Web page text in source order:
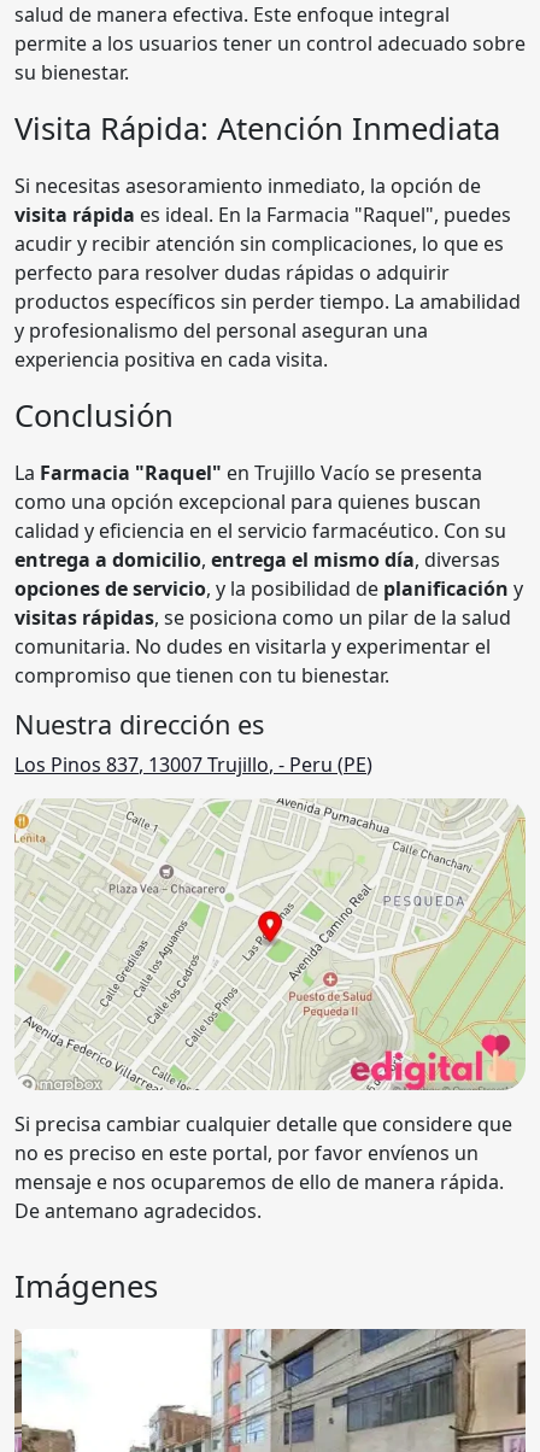
salud de manera efectiva. Este enfoque integral
permite a los usuarios tener un control adecuado sobre
su bienestar.
Visita Rápida: Atención Inmediata
Si necesitas asesoramiento inmediato, la opción de
visita rápida es ideal. En la Farmacia "Raquel", puedes
acudir y recibir atención sin complicaciones, lo que es
perfecto para resolver dudas rápidas o adquirir
productos específicos sin perder tiempo. La amabilidad
y profesionalismo del personal aseguran una
experiencia positiva en cada visita.
Conclusión
La Farmacia "Raquel" en Trujillo Vacío se presenta
como una opción excepcional para quienes buscan
calidad y eficiencia en el servicio farmacéutico. Con su
entrega a domicilio, entrega el mismo día, diversas
opciones de servicio, y la posibilidad de planificación y
visitas rápidas, se posiciona como un pilar de la salud
comunitaria. No dudes en visitarla y experimentar el
compromiso que tienen con tu bienestar.
Nuestra dirección es
Los Pinos 837, 13007Trujillo, - Peru (PE)
Si precisa cambiar cualquier detalle que considere que
no es preciso en este portal, por favor envíenos un
mensaje e nos ocuparemos de ello de manera rápida.
De antemano agradecidos.
Imágenes